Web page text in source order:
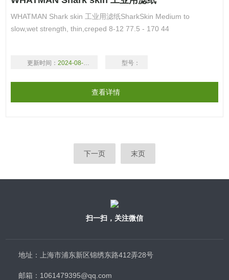
WHATMAN Shark skin 工业用滤纸SharkSkin Medium to
slow,wet strength, thin,creped 8-12 77.5 - 170 44
更新时间： 2024-08-17 型号：
查看详情
下一页 末页
扫一扫，关注微信
地址：上海市浦东新区锦绣东路412弄28号
邮箱：1061479395@qq.com